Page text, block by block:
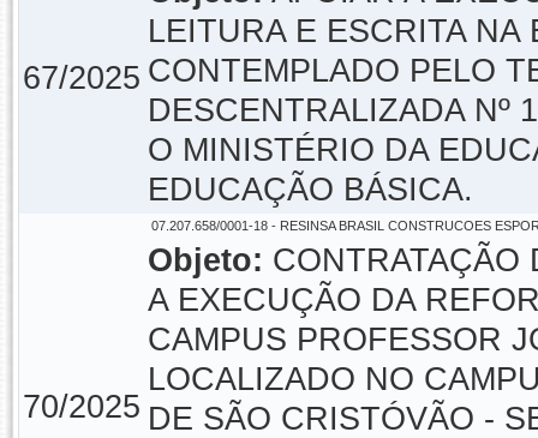
67/2025
LEITURA E ESCRITA
CONTEMPLADO PELO
DESCENTRALIZADA Nº
O MINISTÉRIO DA
EDUCAÇÃO BÁSICA.
70/2025
07.207.658/0001-18 - RESINSA BRASIL CONSTRUCOES
Objeto: CONTRATAÇÃO
A EXECUÇÃO DA
CAMPUS PROFESSOR
LOCALIZADO NO
DE SÃO CRISTÓVÃO -